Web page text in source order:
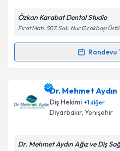
Kişisel verilerimin
Metni'ni okudum ve
kapsamda işlenmesini
Özkan Karabat Dental Studio
Fırat Mah. 507. Sok. Nur Ocakbaşı
Randevu
Randevu Takvimi
Dt. Özkan Karabatiçin
oluşturun. Size bu
takvim hazırlandığında e-
Dr. Mehmet Aydın
Diş Hekimi +1diğer
Diyarbakır, Yenişehir
Dr. Mehmet Aydın Ağız ve Diş